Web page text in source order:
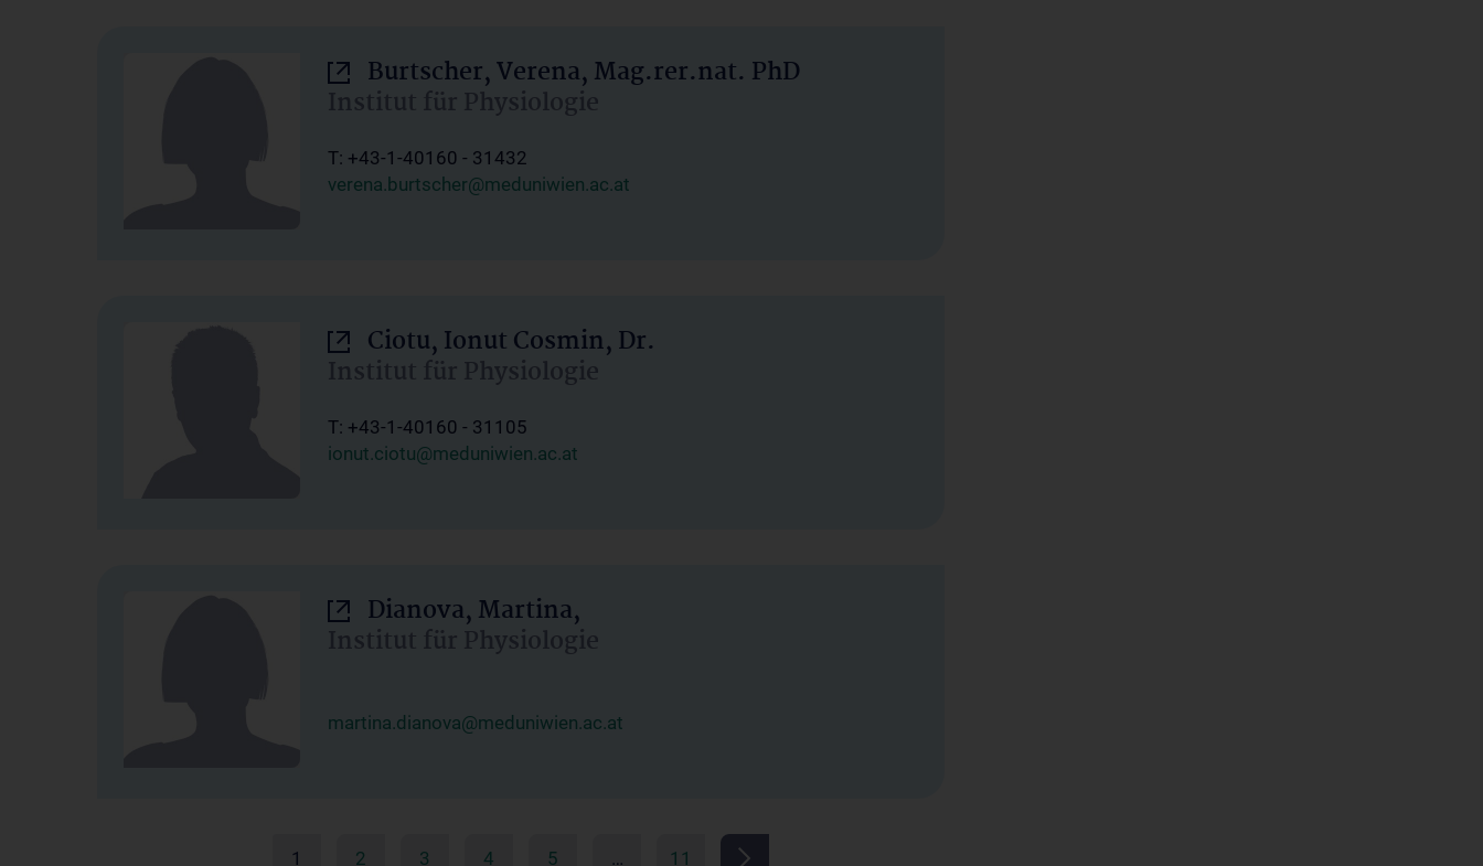
Burtscher, Verena, Mag.rer.nat. PhD
Institut für Physiologie
T: +43-1-40160 - 31432
verena.burtscher@meduniwien.ac.at
Ciotu, Ionut Cosmin, Dr.
Institut für Physiologie
T: +43-1-40160 - 31105
ionut.ciotu@meduniwien.ac.at
Dianova, Martina,
Institut für Physiologie
martina.dianova@meduniwien.ac.at
1 2 3 4 5 … 11